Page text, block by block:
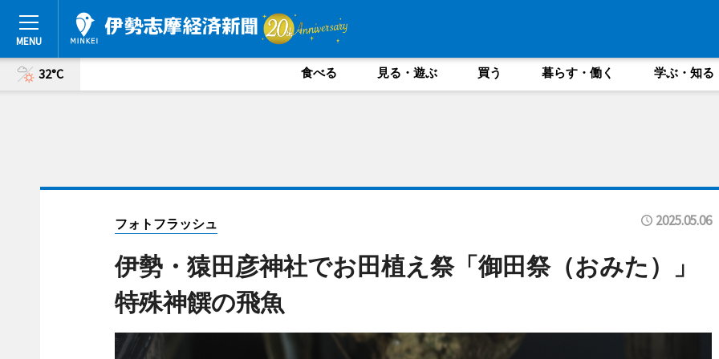
32°C 食べる 見る・遊ぶ 買う 暮らす・働く 学ぶ・知る
フォトフラッシュ 2025.05.06
伊勢・猿田彦神社でお田植え祭「御田祭（おみた）」
特殊神饌の飛魚